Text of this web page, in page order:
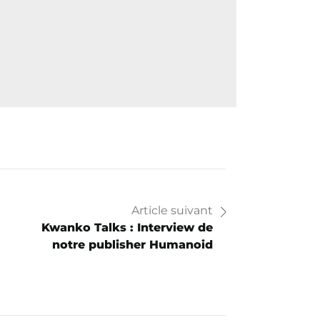
Article suivant
Kwanko Talks : Interview de
notre publisher Humanoid